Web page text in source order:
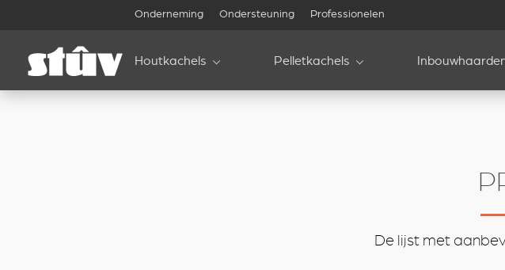
Onderneming Ondersteuning Professionelen
Houtkachels Pelletkachels
De lijst met